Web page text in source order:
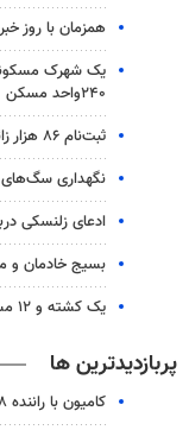
همزمان با روز
۲۴۰واحد مسکن
ثبت‌نام ۸۶ هزار زائر برای اسکان دهه پایانی صفر در مشهد
نگهداری
ادعای زلنسکی
بسیج خادمان و
یک کشته و ۱۲ مسموم بر اثر مصرف مشروبات الکلی در نیشابور
پربازدیدترین ها
کامیون با راننده ۸ ساله در اصفهان توقیف شد